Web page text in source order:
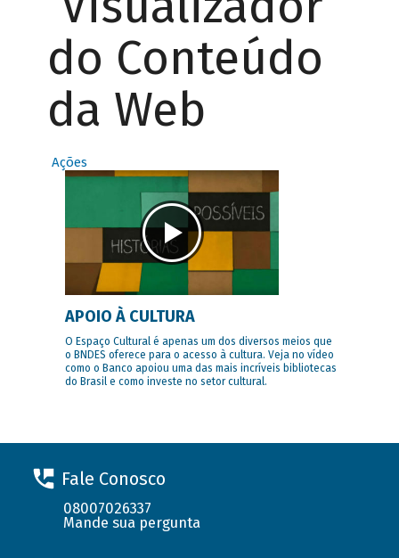
do Conteúdo
da Web
Ações
APOIO À CULTURA
O Espaço Cultural é apenas um dos diversos meios que
o BNDES oferece para o acesso à cultura. Veja no vídeo
como o Banco apoiou uma das mais incríveis bibliotecas
do Brasil e como investe no setor cultural.
Fale Conosco
08007026337
Mande sua pergunta